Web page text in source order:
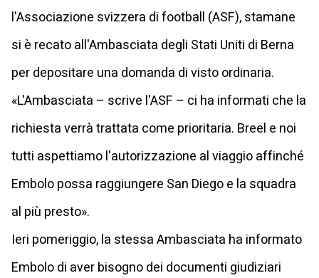
l'Associazione svizzera di football (ASF), stamane
si è recato all'Ambasciata degli Stati Uniti di Berna
per depositare una domanda di visto ordinaria.
«L'Ambasciata – scrive l'ASF – ci ha informati che la
richiesta verrà trattata come prioritaria. Breel e noi
tutti aspettiamo l'autorizzazione al viaggio affinché
Embolo possa raggiungere San Diego e la squadra
al più presto».
Ieri pomeriggio, la stessa Ambasciata ha informato
Embolo di aver bisogno dei documenti giudiziari